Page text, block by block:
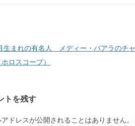
生まれの有名人 メディー・バアラのチャ
ロスコープ）
トを残す
ドレスが公開されることはありません。